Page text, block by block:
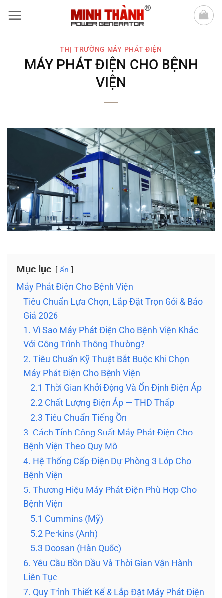
qua
THỊ TRƯỜNG MÁY PHÁT ĐIỆN
MÁY PHÁT ĐIỆN CHO BỆNH
VIỆN
Mục lục ẩn
Máy Phát Điện Cho Bệnh Viện
Tiêu Chuẩn Lựa Chọn, Lắp Đặt Trọn Gói & Báo
Giá 2026
1. Vì Sao Máy Phát Điện Cho Bệnh Viện Khác
Với Công Trình Thông Thường?
2. Tiêu Chuẩn Kỹ Thuật Bắt Buộc Khi Chọn
Máy Phát Điện Cho Bệnh Viện
2.1 Thời Gian Khởi Động Và Ổn Định Điện Áp
2.2 Chất Lượng Điện Áp — THD Thấp
2.3 Tiêu Chuẩn Tiếng Ồn
3. Cách Tính Công Suất Máy Phát Điện Cho
Bệnh Viện Theo Quy Mô
4. Hệ Thống Cấp Điện Dự Phòng 3 Lớp Cho
Bệnh Viện
5. Thương Hiệu Máy Phát Điện Phù Hợp Cho
Bệnh Viện
5.1 Cummins (Mỹ)
5.2 Perkins (Anh)
5.3 Doosan (Hàn Quốc)
6. Yêu Cầu Bồn Dầu Và Thời Gian Vận Hành
Liên Tục
7. Quy Trình Thiết Kế & Lắp Đặt Máy Phát Điện